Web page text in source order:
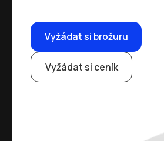
Vyžádat si brožuru
Vyžádat si ceník